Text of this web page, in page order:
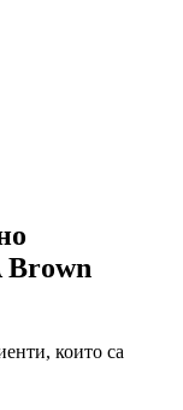
Brown
които са